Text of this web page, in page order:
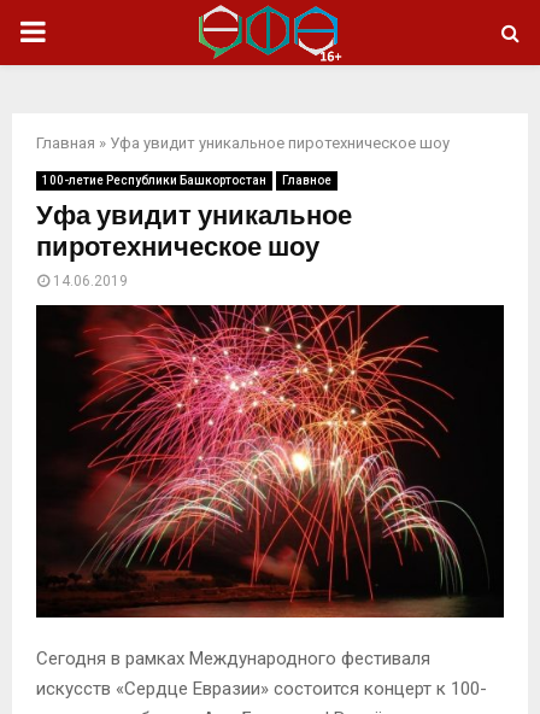
ОСНОВНОЕ
Главная » Уфа увидит уникальное пиротехническое шоу
100-летие Республики Башкортостан Главное
Уфа увидит уникальное
пиротехническое шоу
14.06.2019
Сегодня в рамках Международного фестиваля
искусств «Сердце Евразии» состоится концерт к 100-